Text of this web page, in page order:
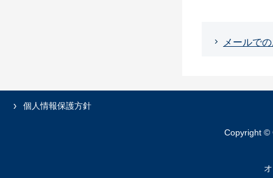
メールで
個人情報保護方針
Copyright ©